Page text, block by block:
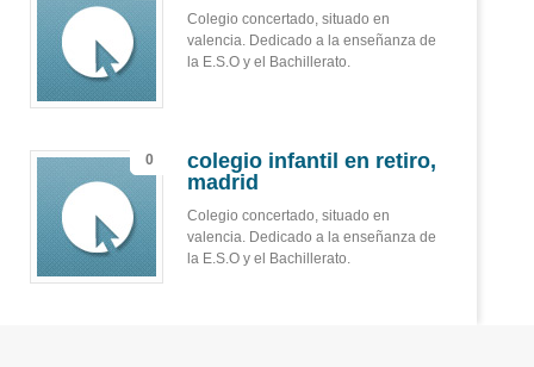
Colegio concertado, situado en
valencia. Dedicado a la enseñanza de
la E.S.O y el Bachillerato.
0
colegio infantil en retiro,
madrid
Colegio concertado, situado en
valencia. Dedicado a la enseñanza de
la E.S.O y el Bachillerato.